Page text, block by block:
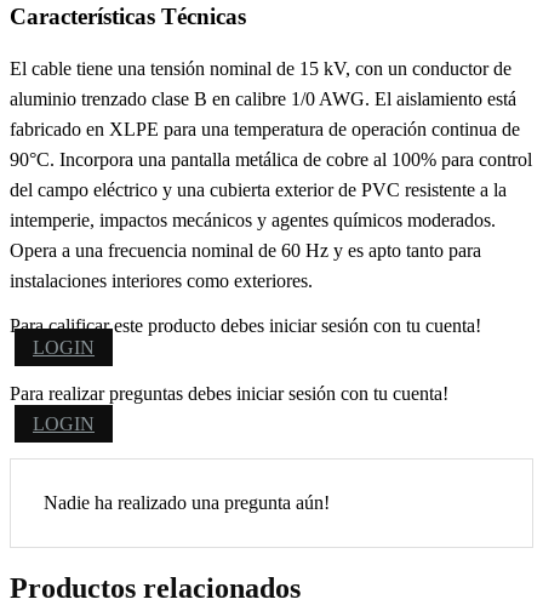
Características Técnicas
El cable tiene una tensión nominal de 15 kV, con un conductor de
aluminio trenzado clase B en calibre 1/0 AWG. El aislamiento está
fabricado en XLPE para una temperatura de operación continua de
90°C. Incorpora una pantalla metálica de cobre al 100% para control
del campo eléctrico y una cubierta exterior de PVC resistente a la
intemperie, impactos mecánicos y agentes químicos moderados.
Opera a una frecuencia nominal de 60 Hz y es apto tanto para
instalaciones interiores como exteriores.
Para calificar este producto debes iniciar sesión con tu cuenta!
LOGIN
Para realizar preguntas debes iniciar sesión con tu cuenta!
LOGIN
Nadie ha realizado una pregunta aún!
Productos relacionados